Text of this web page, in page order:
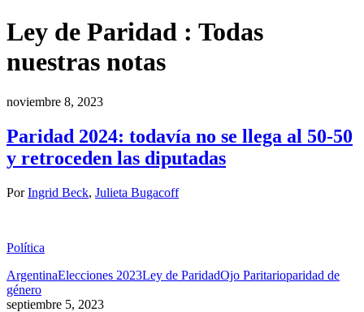
Ley de Paridad : Todas
nuestras notas
noviembre 8, 2023
Paridad 2024: todavía no se llega al 50-50
y retroceden las diputadas
PorIngrid Beck, Julieta Bugacoff
Política
ArgentinaElecciones 2023Ley de ParidadOjo Paritarioparidad de
género
septiembre 5, 2023